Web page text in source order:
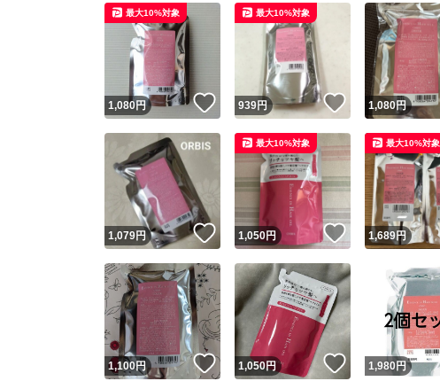
1,080円 いいね！
最大10%対象
939円 いいね！
最大10%対象
1,080円
1,079円 いいね！
1,050円 いいね！
最大10%対象
1,689円
最大10%対象
1,100円 いいね！
1,050円 いいね！
1,980円